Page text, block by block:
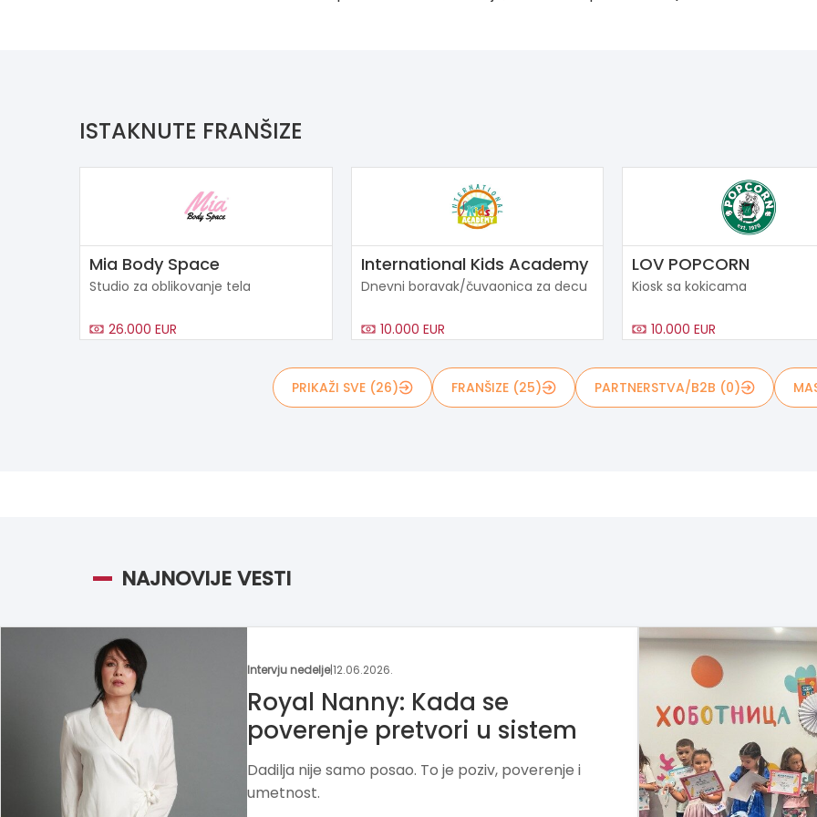
ISTAKNUTE FRANŠIZE
Mia Body Space
Studio za oblikovanje tela
26.000 EUR
International Kids Academy
Dnevni boravak/čuvaonica za decu
10.000 EUR
LOV POPCORN
Kiosk sa kokicama
10.000 EUR
PRIKAŽI SVE (26) FRANŠIZE (25) PARTNERSTVA/B2B (0)
NAJNOVIJE VESTI
Hobotnica – mesto gde deca
uče kreativno
rad razvija radoznalost, samopouzdanje i ljubav
prema učenju.